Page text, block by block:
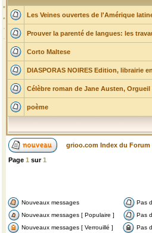
Les Veines ouvertes de l'Amérique
Prouver la parenté de langues: les
Corto Maltese
DIASPORAS NOIRES Edition, librairie
Célèbre roman de Jane Austen,
poème
grioo.com Index du Forum
Page 1 sur1
Nouveaux messages
Pas
Nouveaux messages [ Populaire ]
Pas
Nouveaux messages [ Verrouillé ]
Pas